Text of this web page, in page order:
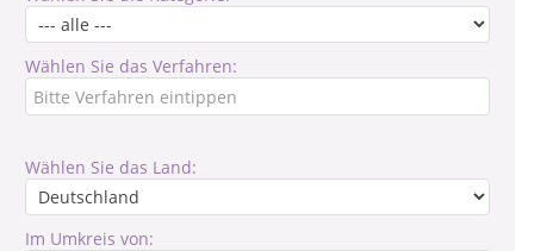
Wählen Sie das Verfahren:
Wählen Sie das Land:
Im Umkreis von: